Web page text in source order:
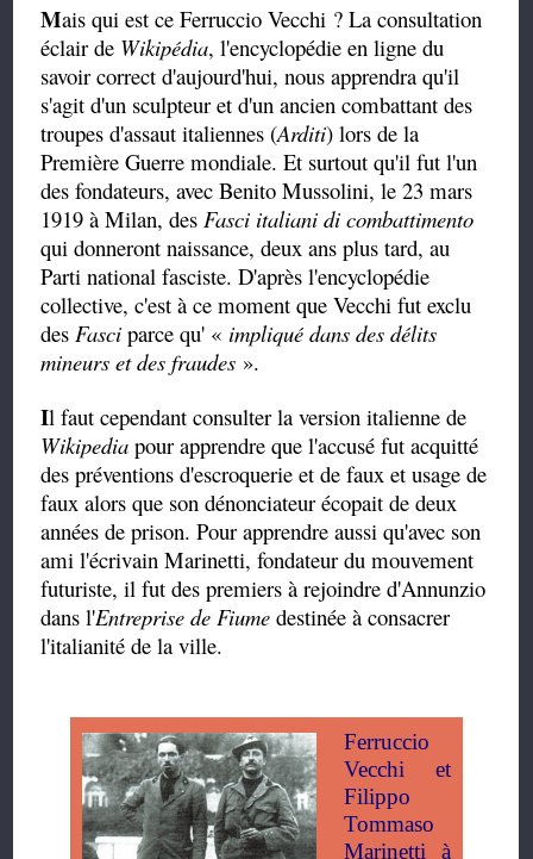
Mais qui est ce Ferruccio Vecchi ? La consultation
éclair de Wikipédia, l'encyclopédie en ligne du
savoir correct d'aujourd'hui, nous apprendra qu'il
s'agit d'un sculpteur et d'un ancien combattant des
troupes d'assaut italiennes (Arditi) lors de la
Première Guerre mondiale. Et surtout qu'il fut l'un
des fondateurs, avec Benito Mussolini, le 23 mars
1919 à Milan, des Fasci italiani di combattimento
qui donneront naissance, deux ans plus tard, au
Parti national fasciste. D'après l'encyclopédie
collective, c'est à ce moment que Vecchi fut exclu
des Fasci parce qu' « impliqué dans des délits
mineurs et des fraudes ».
Il faut cependant consulter la version italienne de
Wikipedia pour apprendre que l'accusé fut acquitté
des préventions d'escroquerie et de faux et usage de
faux alors que son dénonciateur écopait de deux
années de prison. Pour apprendre aussi qu'avec son
ami l'écrivain Marinetti, fondateur du mouvement
futuriste, il fut des premiers à rejoindre d'Annunzio
dans l'Entreprise de Fiume destinée à consacrer
l'italianité de la ville.
Ferruccio
Vecchi et
Filippo
Tommaso
Marinetti à